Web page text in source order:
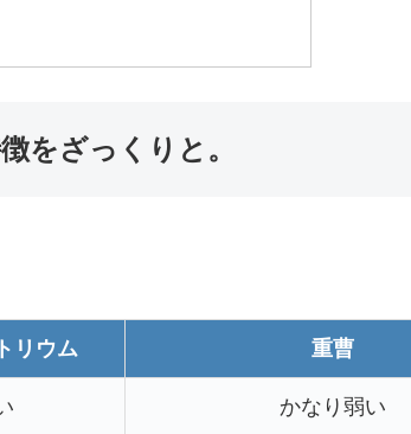
をざっくりと。
リウム 重曹
かなり弱い